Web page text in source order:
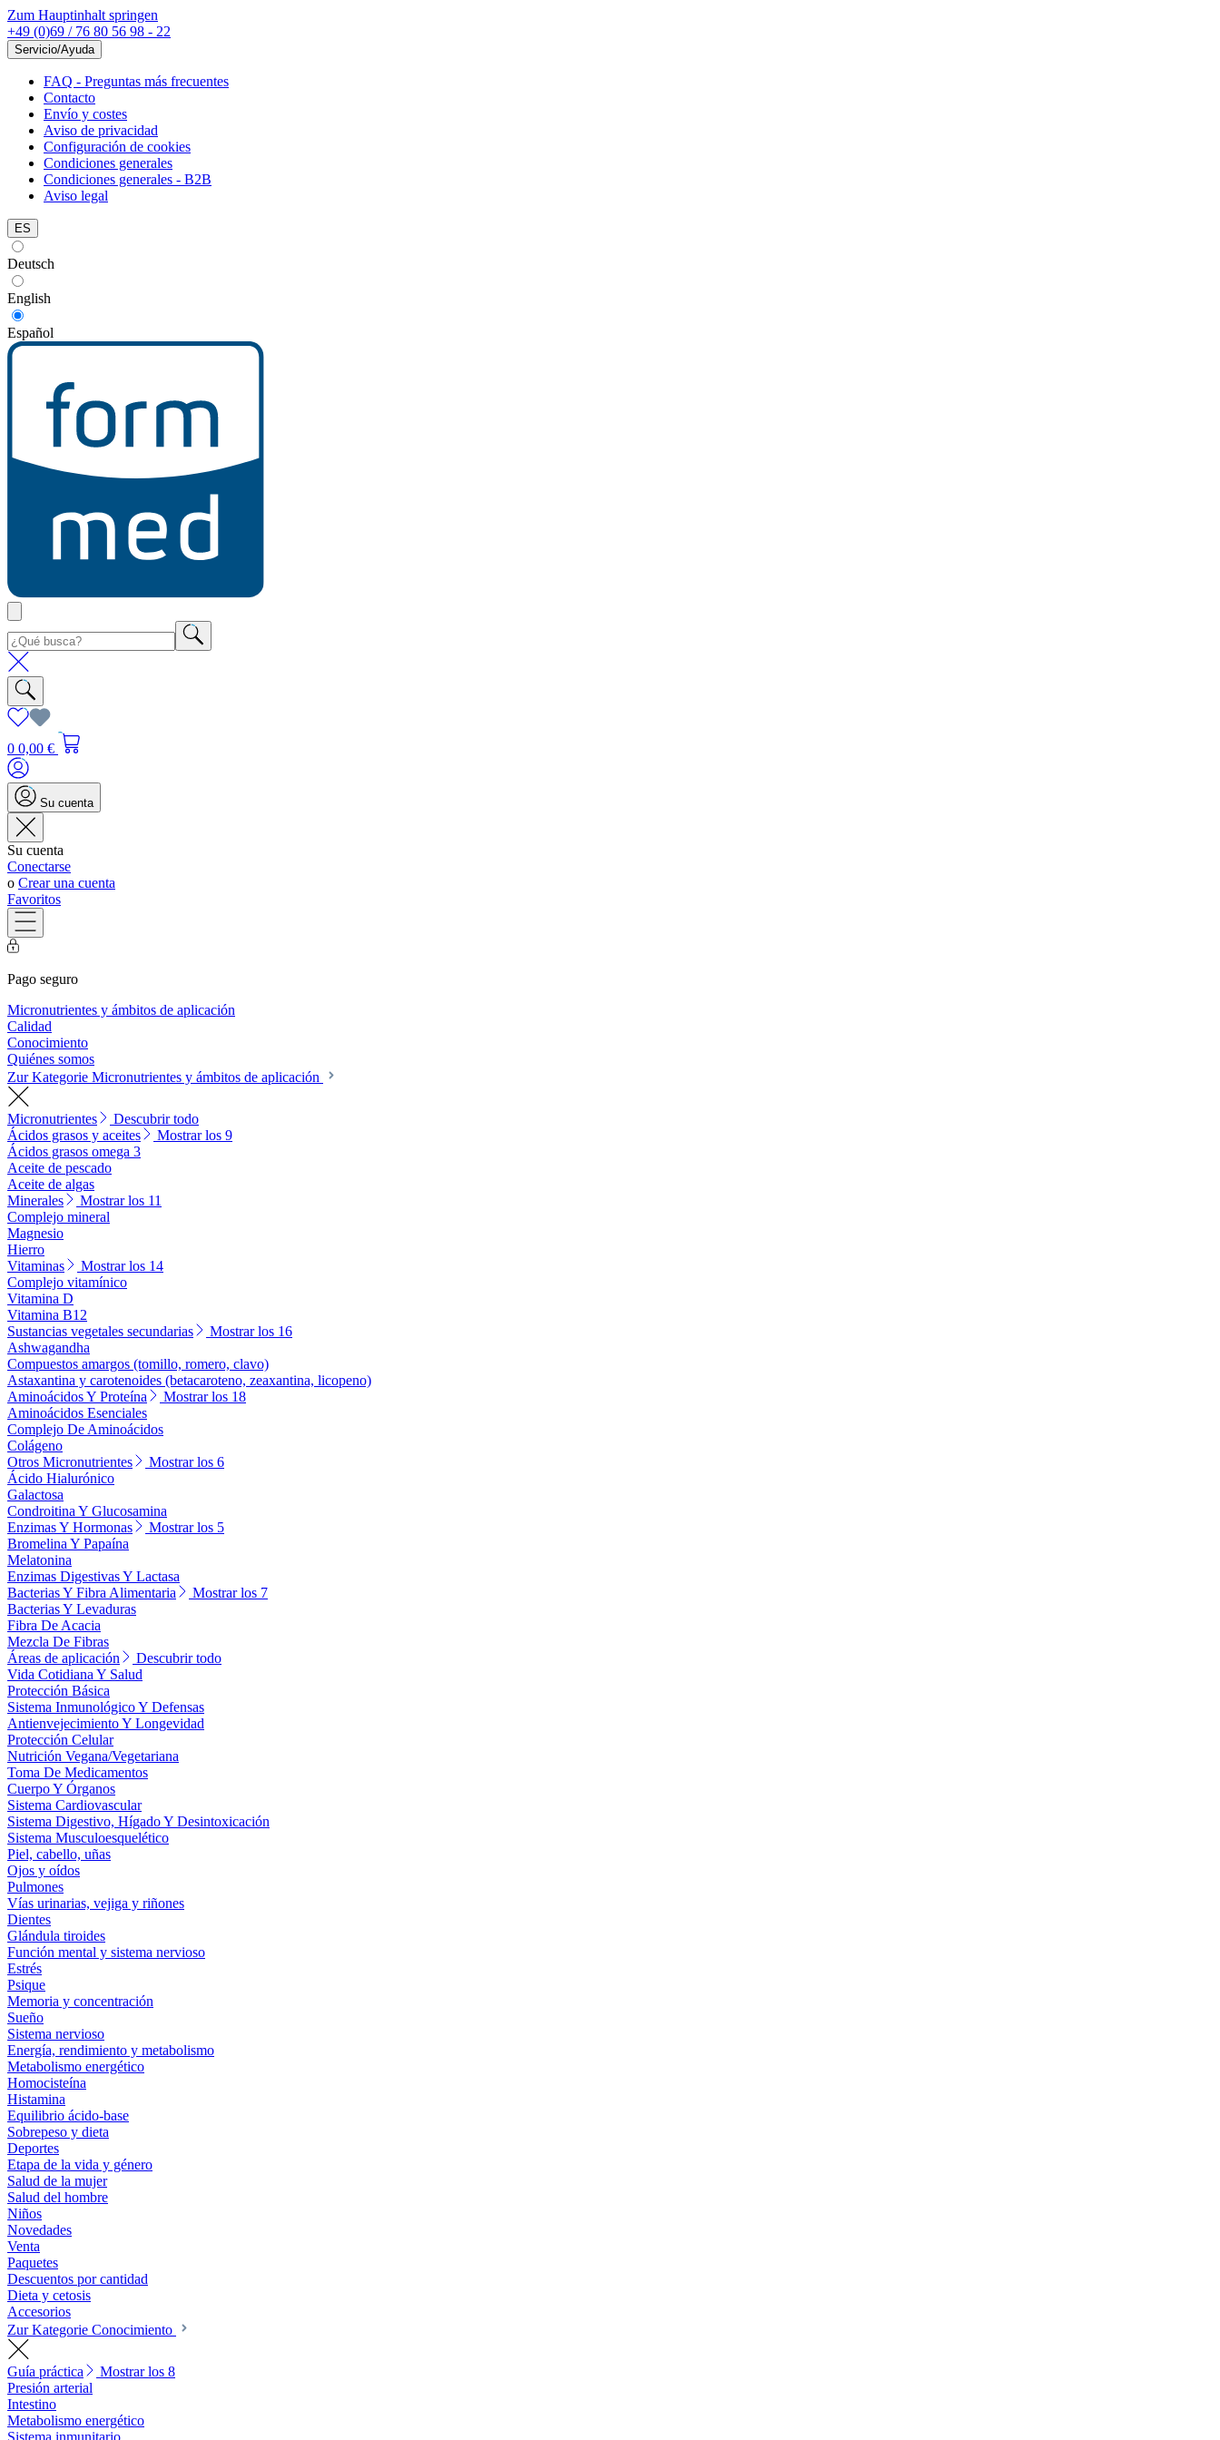
Zum Hauptinhalt springen
+49 (0)69 / 76 80 56 98 - 22
Servicio/Ayuda
FAQ - Preguntas más frecuentes
Contacto
Envío y costes
Aviso de privacidad
Configuración de cookies
Condiciones generales
Condiciones generales - B2B
Aviso legal
ES
Deutsch
English
Español
0 0,00 €
Su cuenta
Su cuenta
Conectarse
o Crear una cuenta
Favoritos
Pago seguro
Micronutrientes y ámbitos de aplicación
Calidad
Conocimiento
Quiénes somos
Zur Kategorie Micronutrientes y ámbitos de aplicación
Micronutrientes
Descubrir todo
Ácidos grasos y aceites
Mostrar los 9
Ácidos grasos omega 3
Aceite de pescado
Aceite de algas
Minerales
Mostrar los 11
Complejo mineral
Magnesio
Hierro
Vitaminas
Mostrar los 14
Complejo vitamínico
Vitamina D
Vitamina B12
Sustancias vegetales secundarias
Mostrar los 16
Ashwagandha
Compuestos amargos (tomillo, romero, clavo)
Astaxantina y carotenoides (betacaroteno, zeaxantina, licopeno)
Aminoácidos Y Proteína
Mostrar los 18
Aminoácidos Esenciales
Complejo De Aminoácidos
Colágeno
Otros Micronutrientes
Mostrar los 6
Ácido Hialurónico
Galactosa
Condroitina Y Glucosamina
Enzimas Y Hormonas
Mostrar los 5
Bromelina Y Papaína
Melatonina
Enzimas Digestivas Y Lactasa
Bacterias Y Fibra Alimentaria
Mostrar los 7
Bacterias Y Levaduras
Fibra De Acacia
Mezcla De Fibras
Áreas de aplicación
Descubrir todo
Vida Cotidiana Y Salud
Protección Básica
Sistema Inmunológico Y Defensas
Antienvejecimiento Y Longevidad
Protección Celular
Nutrición Vegana/Vegetariana
Toma De Medicamentos
Cuerpo Y Órganos
Sistema Cardiovascular
Sistema Digestivo, Hígado Y Desintoxicación
Sistema Musculoesquelético
Piel, cabello, uñas
Ojos y oídos
Pulmones
Vías urinarias, vejiga y riñones
Dientes
Glándula tiroides
Función mental y sistema nervioso
Estrés
Psique
Memoria y concentración
Sueño
Sistema nervioso
Energía, rendimiento y metabolismo
Metabolismo energético
Homocisteína
Histamina
Equilibrio ácido-base
Sobrepeso y dieta
Deportes
Etapa de la vida y género
Salud de la mujer
Salud del hombre
Niños
Novedades
Venta
Paquetes
Descuentos por cantidad
Dieta y cetosis
Accesorios
Zur Kategorie Conocimiento
Guía práctica
Mostrar los 8
Presión arterial
Intestino
Metabolismo energético